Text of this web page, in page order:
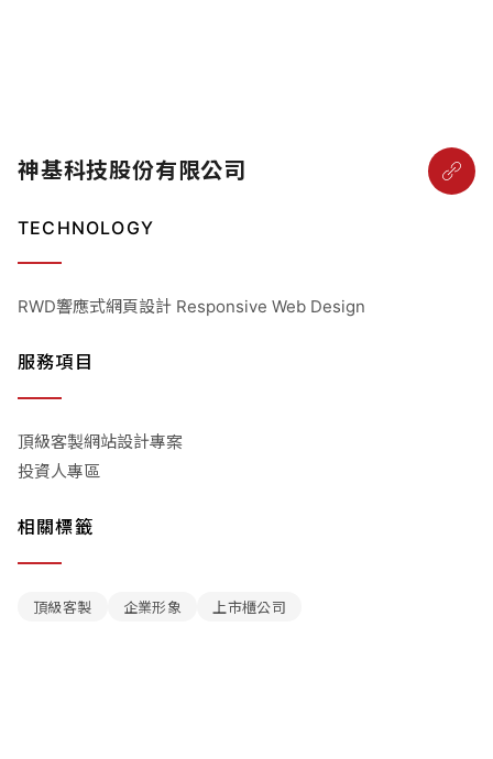
神基科技股份有限公司
TECHNOLOGY
RWD響應式網頁設計 Responsive Web Design
服務項目
頂級客製網站設計專案
投資人專區
相關標籤
頂級客製 企業形象 上市櫃公司